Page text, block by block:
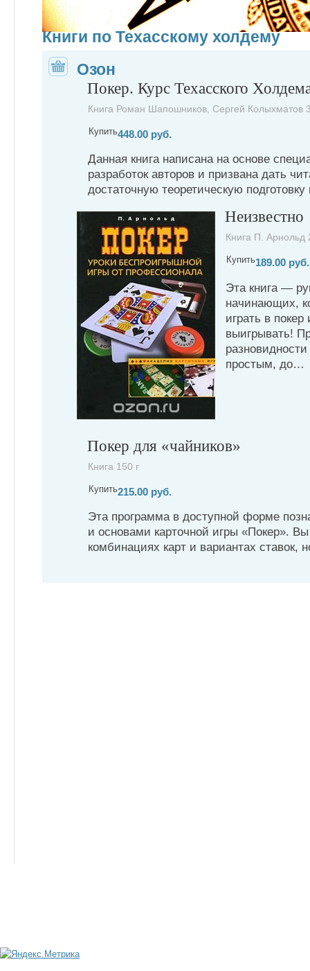
Книги по Техасскому холдему
Озон
Покер. Курс Техасского
Книга Роман Шапошников, Сергей Колыхматов
Купить448.00 руб.
Данная книга написана на основе
разработок авторов и призвана дать
достаточную теоретическую
Неизвестно
Книга П. Арнольд
Купить189.00 руб.
Эта книга —
начинающих,
играть в
выигрывать!
простым, до…
Покер для «чайников»
Книга 150 г
Купить215.00 руб.
Эта программа в доступной форме
и основами карточной игры «Покер». Вы
комбинациях карт и вариантах ставок,